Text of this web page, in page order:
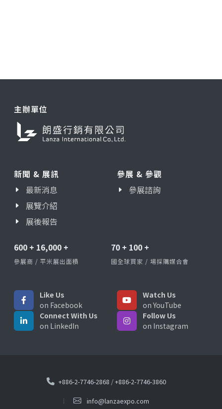
主辦單位
新聞 & 展訊
最新消息
展覽介紹
展後報告
參展 & 參觀
參展諮詢
600 + 16,000 +
參展商 / 平米展出面積
70 + 100 +
國全球買家 / 場採購媒合會
Like Us
on Facebook
Watch Us
on YouTube
Connect With Us
on LinkedIn
Follow Us
on Instagram
+886-2-7746-2868 /+886-2-7746-3860
info@lanzaexpo.com